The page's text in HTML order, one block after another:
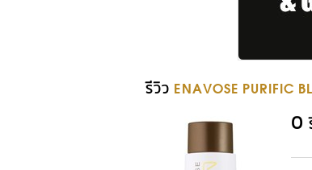
รีวิว ENAVOSE PURIFIC
0